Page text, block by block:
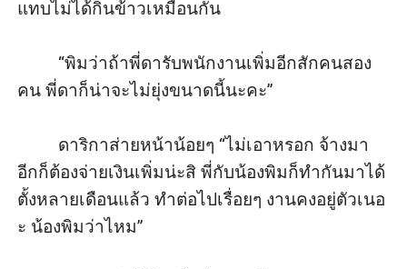
แทบไม่ได้กินข้าวเหมือนกัน
“พิมว่าถ้าพี่ดารับพนักงานเพิ่มอีกสักคนสอง
คน พี่ดาก็น่าจะไม่ยุ่งขนาดนี้นะคะ”
ดาริกาส่ายหน้าน้อยๆ “ไม่เอาหรอก จ้างมา
อีกก็ต้องจ่ายเงินเพิ่มน่ะสิ พี่กับน้องพิมก็ทำกันมาได้
ตั้งหลายเดือนแล้ว ทำต่อไปเรื่อยๆ งานคงอยู่ตัวเนอ
ะ น้องพิมว่าไหม”